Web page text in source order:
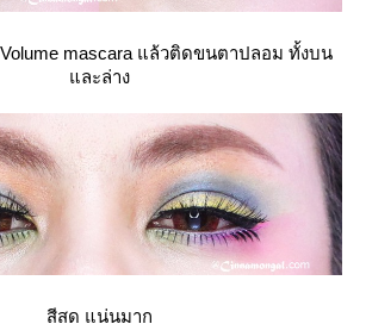
mascara แล้วติดขนตาปลอม ทั้งบน
ละล่าง
สีสด แน่นมาก